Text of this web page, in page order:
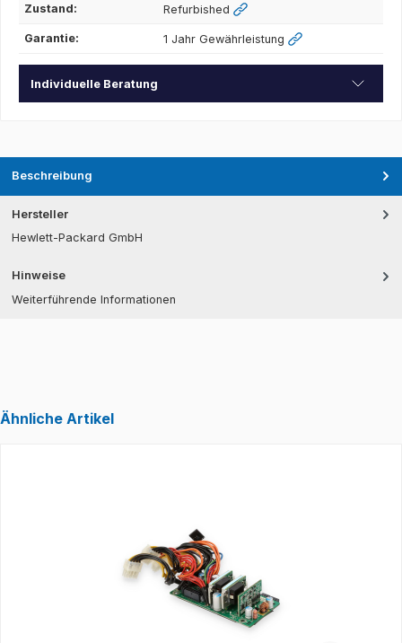
Zustand: Refurbished
Garantie: 1 Jahr Gewährleistung
Individuelle Beratung
Beschreibung
Hersteller
Hewlett-Packard GmbH
Hinweise
Weiterführende Informationen
Ähnliche Artikel